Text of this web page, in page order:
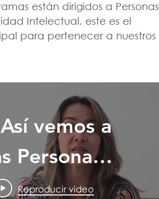
están dirigidos a Personas
Intelectual, este es el
para pertenecer a nuestros
vemos a
Personas
con
Reproducir video